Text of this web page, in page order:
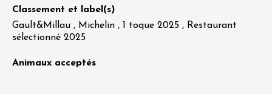
Classement et label(s)
Gault&Millau , Michelin , 1 toque 2025 , Restaurant
sélectionné 2025
Animaux acceptés